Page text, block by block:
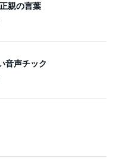
親の言葉
音声チック